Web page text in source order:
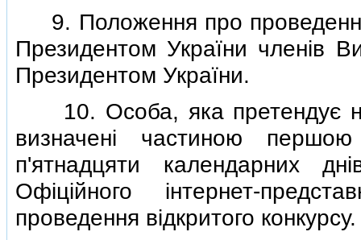
9. Положення про проведення
Президентом України членiв
Президентом України.
10. Особа, яка претендує на
визначенi частиною
п'ятнадцяти календарних
Офiцiйного iнтернет-
проведення вiдкритого конкурсу.